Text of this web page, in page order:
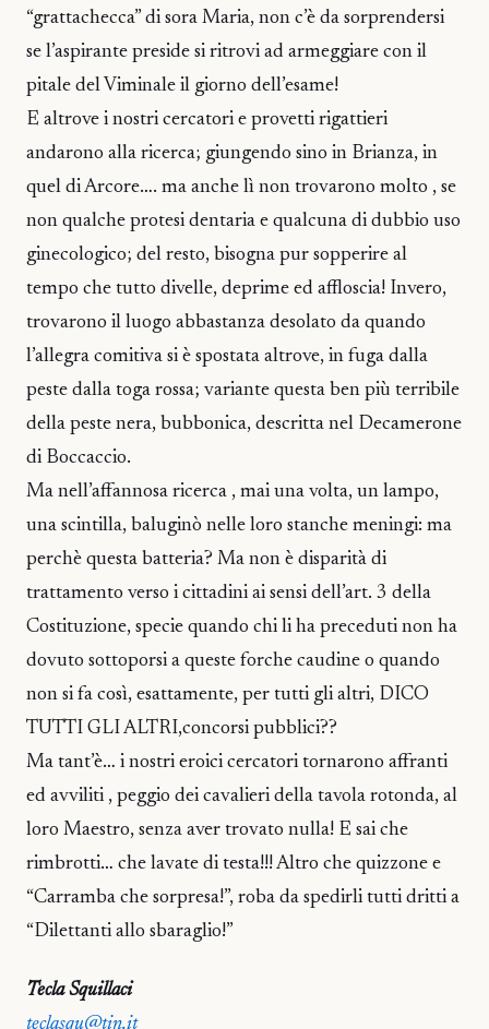
“grattachecca” di sora Maria, non c’è da sorprendersi
se l’aspirante preside si ritrovi ad armeggiare con il
pitale del Viminale il giorno dell’esame!
E altrove i nostri cercatori e provetti rigattieri
andarono alla ricerca; giungendo sino in Brianza, in
quel di Arcore…. ma anche lì non trovarono molto , se
non qualche protesi dentaria e qualcuna di dubbio uso
ginecologico; del resto, bisogna pur sopperire al
tempo che tutto divelle, deprime ed affloscia! Invero,
trovarono il luogo abbastanza desolato da quando
l’allegra comitiva si è spostata altrove, in fuga dalla
peste dalla toga rossa; variante questa ben più terribile
della peste nera, bubbonica, descritta nel Decamerone
di Boccaccio.
Ma nell’affannosa ricerca , mai una volta, un lampo,
una scintilla, baluginò nelle loro stanche meningi: ma
perchè questa batteria? Ma non è disparità di
trattamento verso i cittadini ai sensi dell’art. 3 della
Costituzione, specie quando chi li ha preceduti non ha
dovuto sottoporsi a queste forche caudine o quando
non si fa così, esattamente, per tutti gli altri, DICO
TUTTI GLI ALTRI,concorsi pubblici??
Ma tant’è… i nostri eroici cercatori tornarono affranti
ed avviliti , peggio dei cavalieri della tavola rotonda, al
loro Maestro, senza aver trovato nulla! E sai che
rimbrotti… che lavate di testa!!! Altro che quizzone e
“Carramba che sorpresa!”, roba da spedirli tutti dritti a
“Dilettanti allo sbaraglio!”
Tecla Squillaci
teclasqu@tin.it